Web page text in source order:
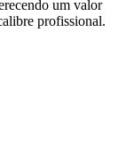
um valor
profissional.